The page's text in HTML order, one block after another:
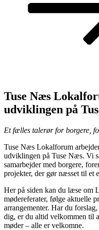
Tuse Næs
udviklingen på
Et fælles talerør for borgere,
Tuse Næs Lokalforum
udviklingen på Tuse Næs. Vi
samarbejder med borgere,
projekter, der gør næsset til et
Her på siden kan du læse om
mødereferater, følge aktuelle
arrangementer. Har du
dig, er du altid velkommen til
møder – alle er velkomne.